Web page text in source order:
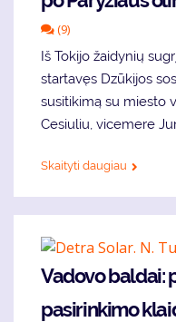
(9)
Iš Tokijo žaidynių
startavęs Dzūkijos
susitikimą su miesto
Cesiuliu, vicemere
Skaityti daugiau
Vadovo baldai:
pasirinkimo